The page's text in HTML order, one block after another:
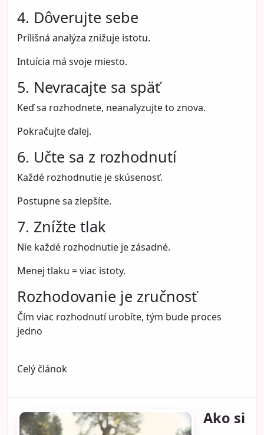
4. Dôverujte sebe
Prílišná analýza znižuje istotu.
Intuícia má svoje miesto.
5. Nevracajte sa späť
Keď sa rozhodnete, neanalyzujte to znova.
Pokračujte ďalej.
6. Učte sa z rozhodnutí
Každé rozhodnutie je skúsenosť.
Postupne sa zlepšíte.
7. Znížte tlak
Nie každé rozhodnutie je zásadné.
Menej tlaku = viac istoty.
Rozhodovanie je zručnosť
Čím viac rozhodnutí urobíte, tým bude proces
jedno
Celý článok
Ako si